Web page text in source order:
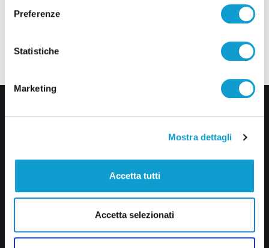
Preferenze
Statistiche
Marketing
Mostra dettagli
Accetta tutti
Accetta selezionati
Lavora con noi